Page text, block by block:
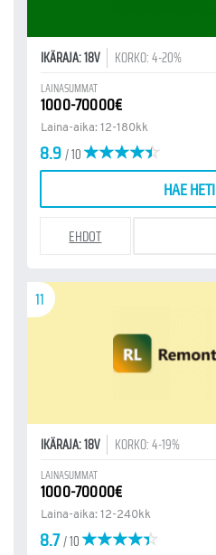
IKÄRAJA: 18V KORKO: 4-20%
LAINASUMMAT
1000-70000€
Laina-aika: 12-180kk
8.9/ 10
HAE HETI
EHDOT
11
IKÄRAJA: 18V KORKO: 4-19%
LAINASUMMAT
1000-70000€
Laina-aika: 12-240kk
8.7/ 10